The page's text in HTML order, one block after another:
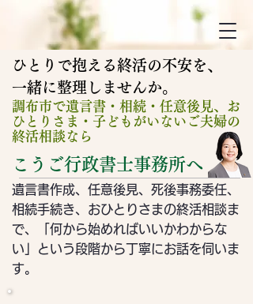
ひとりで抱える終活の不安を、
​一緒に整理しませんか。
調布市で遺言書・相続・任意後見、お
ひとりさま・子どもがいないご夫婦の
終活相談なら
こうご行政書士事務所へ
遺言書作成、任意後見、死後事務委任、
相続手続き、おひとりさまの終活相談ま
で、「何から始めればいいかわからな
い」という段階から​丁寧にお話を伺いま
す。